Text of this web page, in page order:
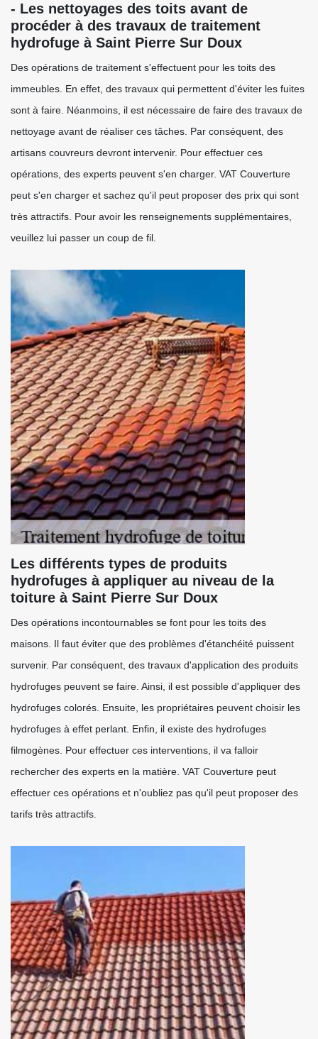
- Les nettoyages des toits avant de
procéder à des travaux de traitement
hydrofuge à Saint Pierre Sur Doux
Des opérations de traitement s'effectuent pour les toits des
immeubles. En effet, des travaux qui permettent d'éviter les fuites
sont à faire. Néanmoins, il est nécessaire de faire des travaux de
nettoyage avant de réaliser ces tâches. Par conséquent, des
artisans couvreurs devront intervenir. Pour effectuer ces
opérations, des experts peuvent s'en charger. VAT Couverture
peut s'en charger et sachez qu'il peut proposer des prix qui sont
très attractifs. Pour avoir les renseignements supplémentaires,
veuillez lui passer un coup de fil.
Les différents types de produits
hydrofuges à appliquer au niveau de la
toiture à Saint Pierre Sur Doux
Des opérations incontournables se font pour les toits des
maisons. Il faut éviter que des problèmes d'étanchéité puissent
survenir. Par conséquent, des travaux d'application des produits
hydrofuges peuvent se faire. Ainsi, il est possible d'appliquer des
hydrofuges colorés. Ensuite, les propriétaires peuvent choisir les
hydrofuges à effet perlant. Enfin, il existe des hydrofuges
filmogènes. Pour effectuer ces interventions, il va falloir
rechercher des experts en la matière. VAT Couverture peut
effectuer ces opérations et n'oubliez pas qu'il peut proposer des
tarifs très attractifs.